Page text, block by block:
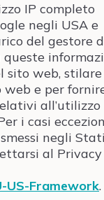
IP completo
negli USA e
del gestore
sito web, stilare
e per
all’utilizzo
i casi
negli
al Privacy
US-Framework.